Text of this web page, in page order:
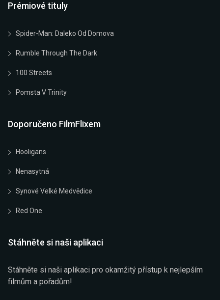
Prémiové tituly
Spider-Man: Daleko Od Domova
Rumble Through The Dark
100 Streets
Pomsta V Trinity
Doporučeno FilmFlixem
Hooligans
Nenasytná
Synové Velké Medvědice
Red One
Stáhněte si naši aplikaci
Stáhněte si naši aplikaci pro okamžitý přístup k nejlepším
filmům a pořadům!